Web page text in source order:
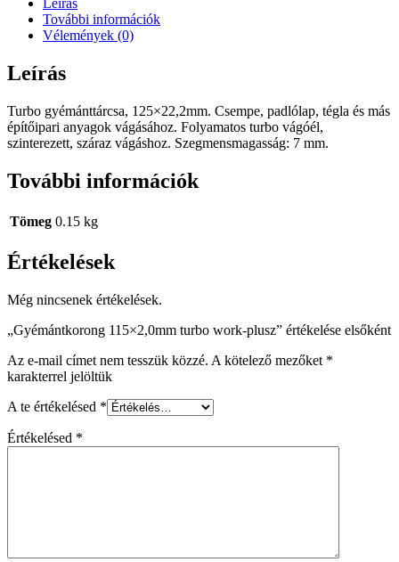
Leírás
További információk
Vélemények (0)
Leírás
Turbo gyémánttárcsa, 125×22,2mm. Csempe, padlólap, tégla és más
építőipari anyagok vágásához. Folyamatos turbo vágóél,
szinterezett, száraz vágáshoz. Szegmensmagasság: 7 mm.
További információk
Tömeg 0.15 kg
Értékelések
Még nincsenek értékelések.
„Gyémántkorong 115×2,0mm turbo work-plusz” értékelése elsőként
Az e-mail címet nem tesszük közzé. A kötelező mezőket *
karakterrel jelöltük
A te értékelésed *
Értékelésed *